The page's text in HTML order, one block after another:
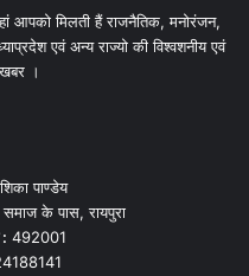
आपको मिलती हैं राजनैतिक, मनोरंजन,
एवं अन्य राज्यो की विश्वशनीय एवं
।
पाण्डेय
समाज के पास, रायपुरा
: 492001